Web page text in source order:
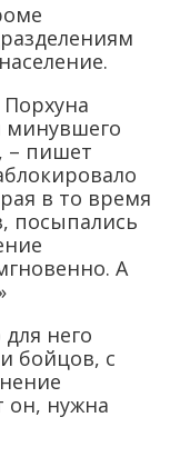
– пишет
в то время
посыпались
А
него
бойцов, с
он, нужна